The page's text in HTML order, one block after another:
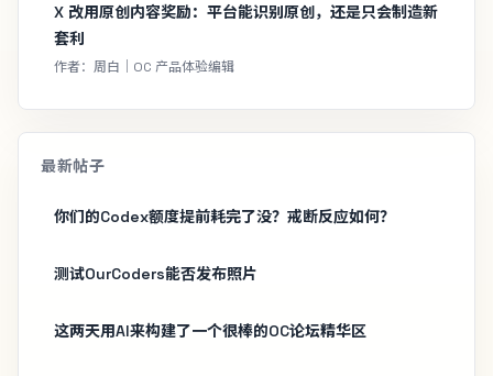
X 改用原创内容奖励：平台能识别原创，还是只会制造新
套利
作者：周白｜OC 产品体验编辑
最新帖子
你们的Codex额度提前耗完了没？戒断反应如何？
测试OurCoders能否发布照片
这两天用AI来构建了一个很棒的OC论坛精华区